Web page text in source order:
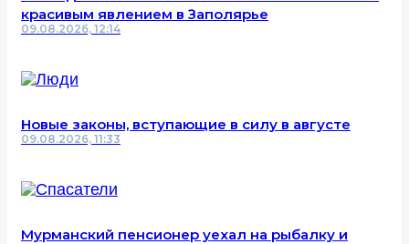
красивым явлением в Заполярье
09.08.2026, 12:14
Новые законы, вступающие в силу в августе
09.08.2026, 11:33
Мурманский пенсионер уехал на рыбалку и